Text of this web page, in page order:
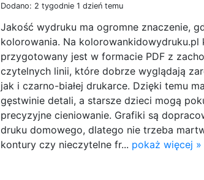
Dodano: 2 tygodnie 1 dzień temu
Jakość wydruku ma ogromne znaczenie,
kolorowania. Na kolorowankidowydruku.pl
przygotowany jest w formacie PDF z
czytelnych linii, które dobrze wyglądają
jak i czarno-białej drukarce. Dzięki temu
gęstwinie detali, a starsze dzieci mogą
precyzyjne cieniowanie. Grafiki są
druku domowego, dlatego nie trzeba
kontury czy nieczytelne fr... pokaż więcej »